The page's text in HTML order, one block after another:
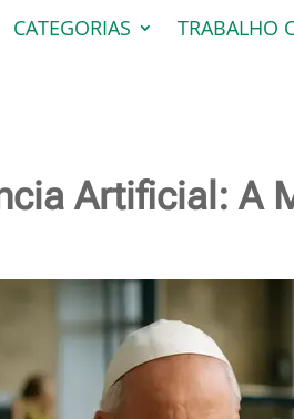
CATEGORIAS TRABALHO
Artificial: A